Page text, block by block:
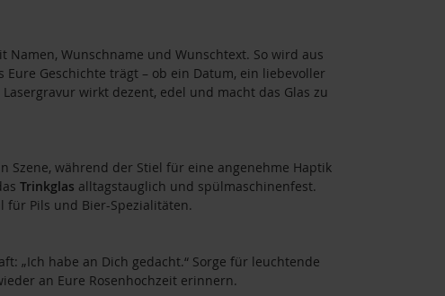
Namen, Wunschname und Wunschtext. So wird aus
Geschichte trägt – ob ein Datum, ein liebevoller
wirkt dezent, edel und macht das Glas zu
Szene, während der Stiel für eine angenehme Haptik
Trinkglas alltagstauglich und spülmaschinenfest.
für Pils und Bier-Spezialitäten.
„Ich habe an Dich gedacht.“ Sorge für leuchtende
an Eure Rosenhochzeit erinnern.